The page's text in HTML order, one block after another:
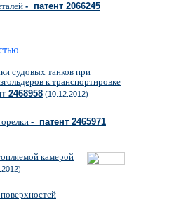
- патент 2066245
судовых танков при
к транспортировке
2468958 (10.12.2012)
- патент 2465971
камерой